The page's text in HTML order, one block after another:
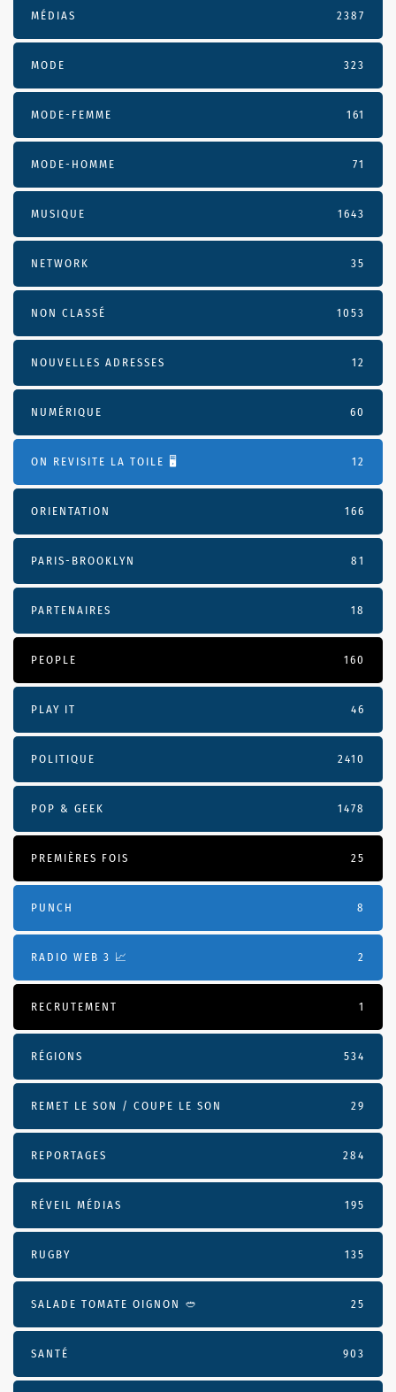
MÉDIAS 2387
MODE 323
MODE-FEMME 161
MODE-HOMME 71
MUSIQUE 1643
NETWORK 35
NON CLASSÉ 1053
NOUVELLES ADRESSES 12
NUMÉRIQUE 60
ON REVISITE LA TOILE 🖥️ 12
ORIENTATION 166
PARIS-BROOKLYN 81
PARTENAIRES 18
PEOPLE 160
PLAY IT 46
POLITIQUE 2410
POP & GEEK 1478
PREMIÈRES FOIS 25
PUNCH 8
RADIO WEB 3 📈 2
RECRUTEMENT 1
RÉGIONS 534
REMET LE SON / COUPE LE SON 29
REPORTAGES 284
RÉVEIL MÉDIAS 195
RUGBY 135
SALADE TOMATE OIGNON 🥙 25
SANTÉ 903